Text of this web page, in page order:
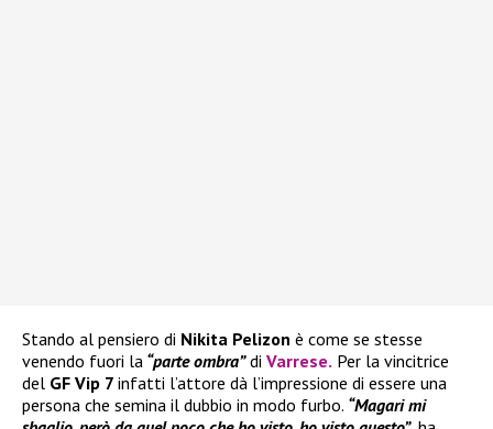
Stando al pensiero di Nikita Pelizon è come se stesse
venendo fuori la “parte ombra”di Varrese. Per la vincitrice
del GF Vip 7 infatti l’attore dà l’impressione di essere una
persona che semina il dubbio in modo furbo. “Magari mi